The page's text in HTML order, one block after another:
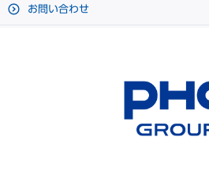
お問い合わせ